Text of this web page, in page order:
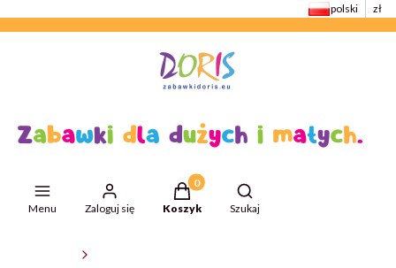
polski zł
Menu Zaloguj się
Produkty w koszyku: 0. Zobacz
Koszyk
Otwórz wyszukiwarkę
Szukaj